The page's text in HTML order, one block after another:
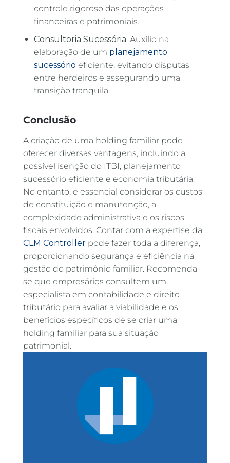
controle rigoroso das operações
financeiras e patrimoniais.
Consultoria Sucessória: Auxílio na
elaboração de um planejamento
sucessório eficiente, evitando disputas
entre herdeiros e assegurando uma
transição tranquila.
Conclusão
A criação de uma holding familiar pode
oferecer diversas vantagens, incluindo a
possível isenção do ITBI, planejamento
sucessório eficiente e economia tributária.
No entanto, é essencial considerar os custos
de constituição e manutenção, a
complexidade administrativa e os riscos
fiscais envolvidos. Contar com a expertise da
CLM Controller pode fazer toda a diferença,
proporcionando segurança e eficiência na
gestão do patrimônio familiar. Recomenda-
se que empresários consultem um
especialista em contabilidade e direito
tributário para avaliar a viabilidade e os
benefícios específicos de se criar uma
holding familiar para sua situação
patrimonial.